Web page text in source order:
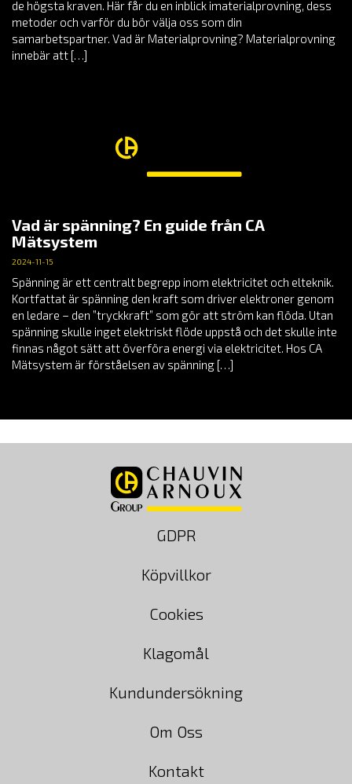
de högsta kraven. Här får du en inblick imaterialprovning, dess
metoder och varför du bör välja oss som din
samarbetspartner. Vad är Materialprovning? Materialprovning
innebär att […]
Vad är spänning? En guide från CA
Mätsystem
2024-11-15
Spänning är ett centralt begrepp inom elektricitet och elteknik.
Kortfattat är spänning den kraft som driver elektroner genom
en ledare – den ”tryckkraft” som gör att ström kan flöda. Utan
spänning skulle inget elektriskt flöde uppstå och det skulle inte
finnas något sätt att överföra energi via elektricitet. Hos CA
Mätsystem är förståelsen av spänning […]
GDPR
Köpvillkor
Cookies
Klagomål
Kundundersökning
Om Oss
Kontakt